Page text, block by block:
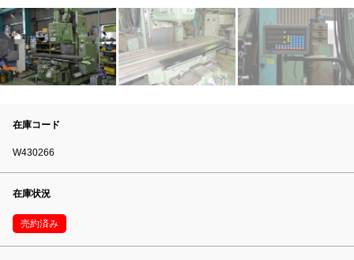
在庫コード
W430266
在庫状況
売約済み